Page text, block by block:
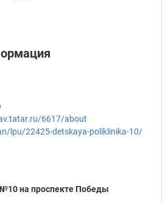
6617/about
lpu/22425-detskaya-poliklinika-10/
на проспекте Победы